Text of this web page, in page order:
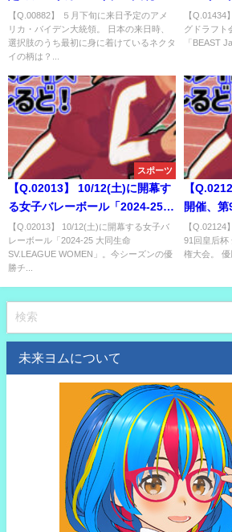
領。 日本の来日時、選択肢のう
ち最初に身に着けているネクタ
イの柄は？
【Q.00882】 ５月下旬に来日予定のアメ
リカ・バイデン大統領。 日本の来日時、
選択肢のうち最初に身に着けているネクタ
イの柄は？...
2023-
【
グドラフト
「BEAST
スポーツ
【Q.02013】 10/12(土)に開幕す
る女子バレーボール「2024-25
大同生命SV.LEAGUE
WOMEN」。今シーズンの優勝チ
ームは？
【Q.02013】 10/12(土)に開幕する女子バ
レーボール「2024-25 大同生命
SV.LEAGUE WOMEN」。今シーズンの優
勝チ...
【
開催、
ケット
チームは
【
91回皇后杯
権大会。 優
未来ヨムについて